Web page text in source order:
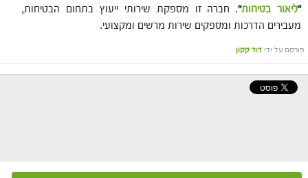
"ליאור בטיחות". חברה זו מספקת שירותי ייעוץ בתחום הבטיחות,
מעבירים הדרכות ומספקים שירות מרשים ומקצועי.
פורסם על ידי דוד קקון